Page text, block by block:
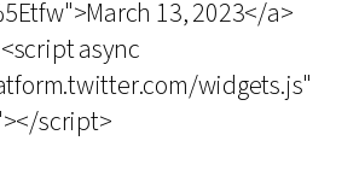
13, 2023</a>
async
widgets.js"
script>